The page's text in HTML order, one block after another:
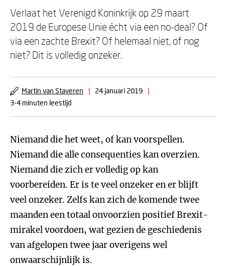
Verlaat het Verenigd Koninkrijk op 29 maart
2019 de Europese Unie écht via een no-deal? Of
via een zachte Brexit? Of helemaal niet, of nog
niet? Dit is volledig onzeker.
Martin van Staveren | 24 januari 2019
|
3-4 minuten leestijd
Niemand die het weet, of kan voorspellen.
Niemand die alle consequenties kan overzien.
Niemand die zich er volledig op kan
voorbereiden. Er is te veel onzeker en er blijft
veel onzeker. Zelfs kan zich de komende twee
maanden een totaal onvoorzien positief Brexit-
mirakel voordoen, wat gezien de geschiedenis
van afgelopen twee jaar overigens wel
onwaarschijnlijk is.